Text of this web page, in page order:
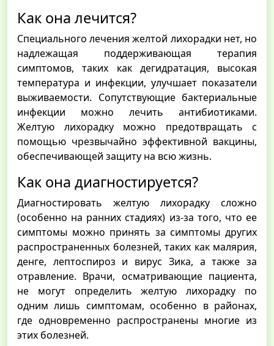
Как она лечится?
Специального лечения желтой лихорадки нет, но
надлежащая поддерживающая терапия
симптомов, таких как дегидратация, высокая
температура и инфекции, улучшает показатели
выживаемости. Сопутствующие бактериальные
инфекции можно лечить антибиотиками.
Желтую лихорадку можно предотвращать с
помощью чрезвычайно эффективной вакцины,
обеспечивающей защиту на всю жизнь.
Как она диагностируется?
Диагностировать желтую лихорадку сложно
(особенно на ранних стадиях) из-за того, что ее
симптомы можно принять за симптомы других
распространенных болезней, таких как малярия,
денге, лептоспироз и вирус Зика, а также за
отравление. Врачи, осматривающие пациента,
не могут определить желтую лихорадку по
одним лишь симптомам, особенно в районах,
где одновременно распространены многие из
этих болезней.